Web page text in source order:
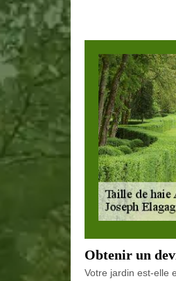
Obtenir un
Votre jardin est-elle